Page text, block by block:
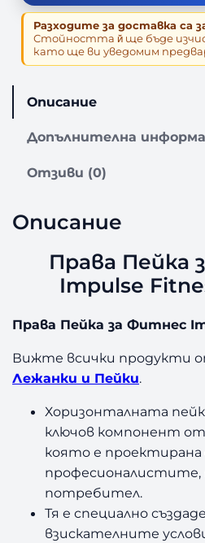
з
р
в
П
й
з
е
I
m
Разходите за доставка са
Стойността й̆ ще бъде
като ще ви уведомим
Описание
Допълнителна
Отзиви (0)
Описание
Права Пейка
Impulse
Права Пейка за Фитнес
Вижте всички продукти
Лежанки и Пейки.
Хоризонталната
ключов компонент от
която е проектирана
професионалистите,
потребител.
Тя е специално
взискателните